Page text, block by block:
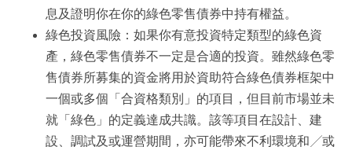
息及證明你在你的綠色零售債券中持有權益。
綠色投資風險：如果你有意投資特定類型的綠色資
產，綠色零售債券不一定是合適的投資。雖然綠色零
售債券所募集的資金將用於資助符合綠色債券框架中
一個或多個「合資格類別」的項目，但目前市場並未
就「綠色」的定義達成共識。該等項目在設計、建
設、調試及或運營期間，亦可能帶來不利環境和╱或